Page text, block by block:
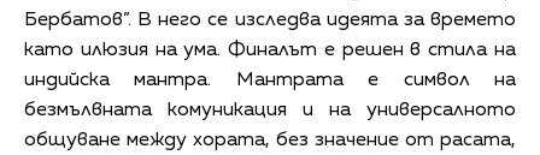
Бербатов”. В него се изследва идеята за времето
като илюзия на ума. Финалът е решен в стила на
индийска мантра. Мантрата е символ на
безмълвната комуникация и на универсалното
общуване между хората, без значение от расата,